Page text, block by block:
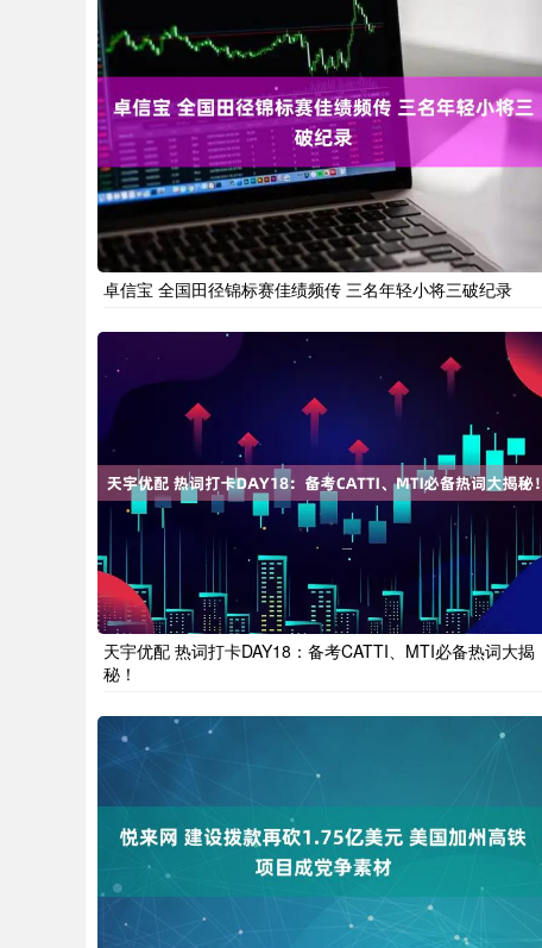
卓信宝 全国田径锦标赛佳绩频传 三名年轻小将三破纪录
天宇优配 热词打卡DAY18：备考CATTI、MTI必备热词大揭
秘！